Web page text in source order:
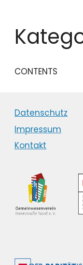
springen
CONTENTS
Datenschutz
Impressum
Kontakt